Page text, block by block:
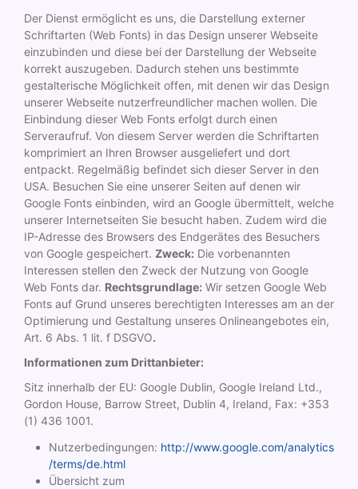
Der Dienst ermöglicht es uns, die Darstellung externer
Schriftarten (Web Fonts) in das Design unserer Webseite
einzubinden und diese bei der Darstellung der Webseite
korrekt auszugeben. Dadurch stehen uns bestimmte
gestalterische Möglichkeit offen, mit denen wir das Design
unserer Webseite nutzerfreundlicher machen wollen. Die
Einbindung dieser Web Fonts erfolgt durch einen
Serveraufruf. Von diesem Server werden die Schriftarten
komprimiert an Ihren Browser ausgeliefert und dort
entpackt. Regelmäßig befindet sich dieser Server in den
USA. Besuchen Sie eine unserer Seiten auf denen wir
Google Fonts einbinden, wird an Google übermittelt, welche
unserer Internetseiten Sie besucht haben. Zudem wird die
IP-Adresse des Browsers des Endgerätes des Besuchers
von Google gespeichert. Zweck: Die vorbenannten
Interessen stellen den Zweck der Nutzung von Google
Web Fonts dar. Rechtsgrundlage: Wir setzen Google Web
Fonts auf Grund unseres berechtigten Interesses am an der
Optimierung und Gestaltung unseres Onlineangebotes ein,
Art. 6 Abs. 1 lit. f DSGVO.
Informationen zum Drittanbieter:
Sitz innerhalb der EU: Google Dublin, Google Ireland Ltd.,
Gordon House, Barrow Street, Dublin 4, Ireland, Fax: +353
(1) 436 1001.
Nutzerbedingungen: http://www.google.com/analytics
/terms/de.html
Übersicht zum